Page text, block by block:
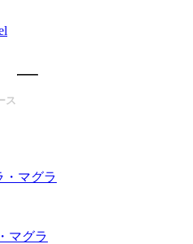
ス
・マグラ
マグラ